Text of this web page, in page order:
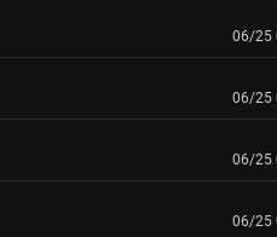
06/25
06/25
06/25
06/25